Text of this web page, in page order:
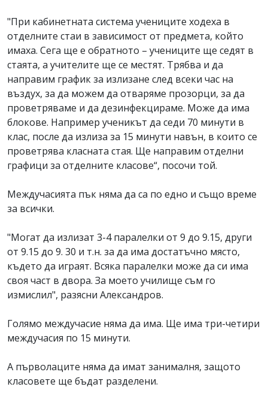
"При кабинетната система учениците ходеха в
отделните стаи в зависимост от предмета, който
имаха. Сега ще е обратното – учениците ще седят в
стаята, а учителите ще се местят. Трябва и да
направим график за излизане след всеки час на
въздух, за да можем да отваряме прозорци, за да
проветряваме и да дезинфекцираме. Може да има
блокове. Например ученикът да седи 70 минути в
клас, после да излиза за 15 минути навън, в които се
проветрява класната стая. Ще направим отделни
графици за отделните класове“, посочи той.
Междучасията пък няма да са по едно и също време
за всички.
"Могат да излизат 3-4 паралелки от 9 до 9.15, други
от 9.15 до 9. 30 и т.н. за да има достатъчно място,
където да играят. Всяка паралелки може да си има
своя част в двора. За моето училище съм го
измислил", разясни Александров.
Голямо междучасие няма да има. Ще има три-четири
междучасия по 15 минути.
А първолаците няма да имат занималня, защото
класовете ще бъдат разделени.